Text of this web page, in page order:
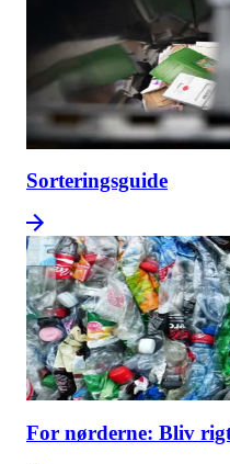
Sorteringsguide
For nørderne: Bliv